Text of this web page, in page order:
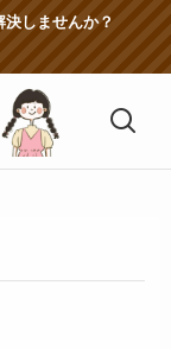
決しませんか？